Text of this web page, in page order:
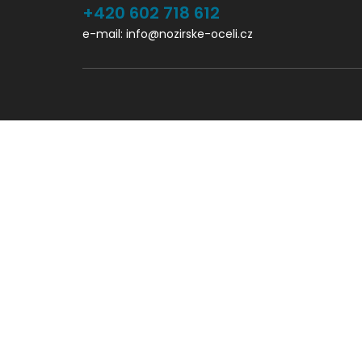
+420 602 718 612
e-mail: info@nozirske-oceli.cz